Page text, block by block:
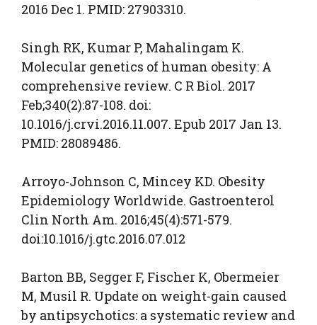
2016 Dec 1. PMID: 27903310.
Singh RK, Kumar P, Mahalingam K.
Molecular genetics of human obesity: A
comprehensive review. C R Biol. 2017
Feb;340(2):87-108. doi:
10.1016/j.crvi.2016.11.007. Epub 2017 Jan 13.
PMID: 28089486.
Arroyo-Johnson C, Mincey KD. Obesity
Epidemiology Worldwide. Gastroenterol
Clin North Am. 2016;45(4):571-579.
doi:10.1016/j.gtc.2016.07.012
Barton BB, Segger F, Fischer K, Obermeier
M, Musil R. Update on weight-gain caused
by antipsychotics: a systematic review and